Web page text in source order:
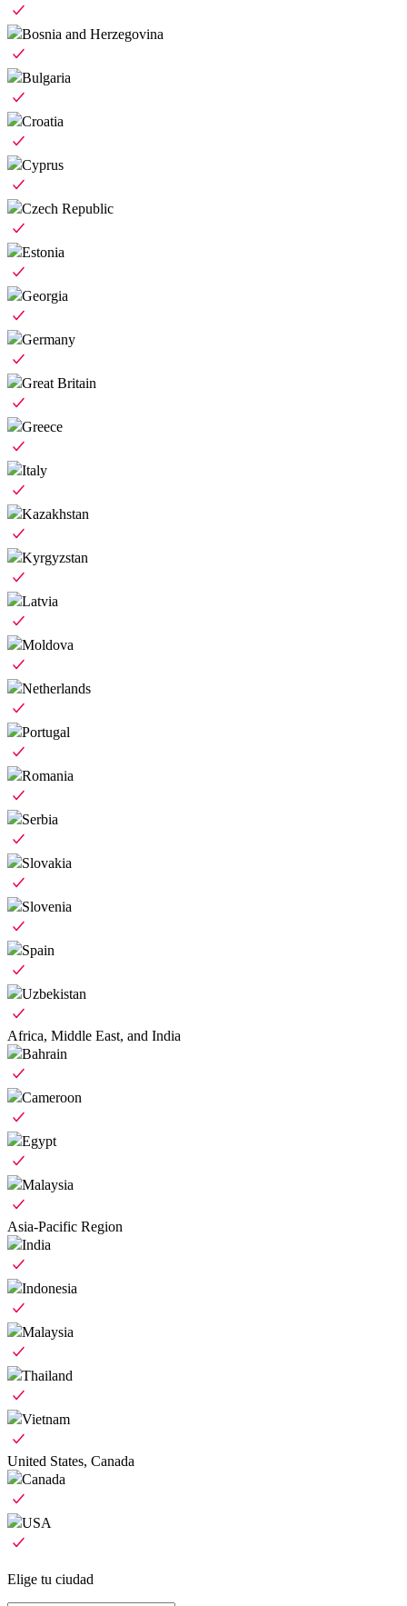
Bosnia and Herzegovina
Bulgaria
Croatia
Cyprus
Czech Republic
Estonia
Georgia
Germany
Great Britain
Greece
Italy
Kazakhstan
Kyrgyzstan
Latvia
Moldova
Netherlands
Portugal
Romania
Serbia
Slovakia
Slovenia
Spain
Uzbekistan
Africa, Middle East, and India
Bahrain
Cameroon
Egypt
Malaysia
Asia-Pacific Region
India
Indonesia
Malaysia
Thailand
Vietnam
United States, Canada
Canada
USA
Elige tu ciudad